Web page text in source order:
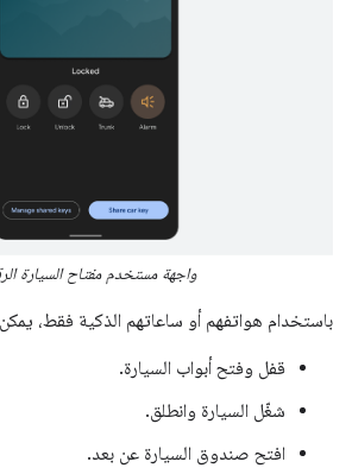
واجهة مستخدم مفتاح السيارة
باستخدام هواتفهم أو ساعاتهم الذكية فقط،
قفل وفتح أبواب السيارة.
شغّل السيارة وانطلق.
افتح صندوق السيارة عن بعد.